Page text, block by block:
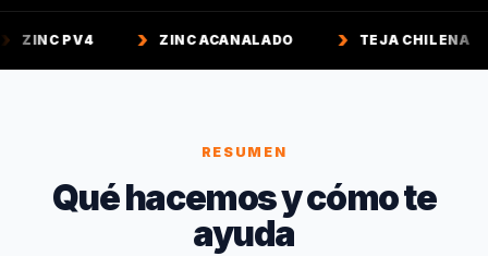
ZINC ACANALADO TEJA CHILENA TEJA
RESUMEN
Qué hacemos y cómo te
ayuda